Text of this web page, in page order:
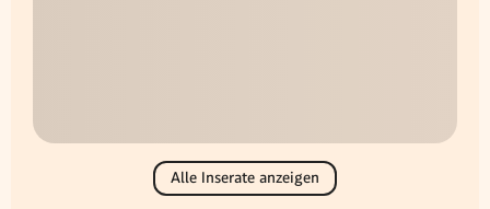
Alle Inserate anzeigen